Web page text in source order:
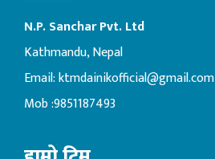
N.P. Sanchar Pvt. Ltd
Kathmandu, Nepal
Email:ktmdainikofficial@gmail.com
Mob :9851187493